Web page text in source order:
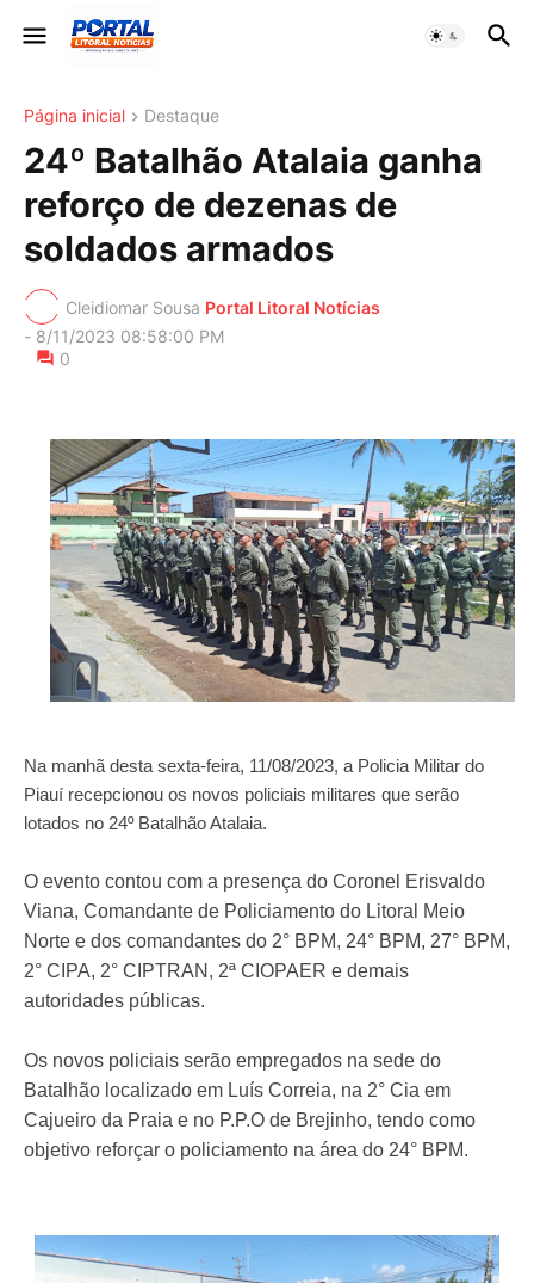
Página inicial Destaque
24º Batalhão Atalaia ganha
reforço de dezenas de
soldados armados
Cleidiomar Sousa Portal Litoral Notícias
- 8/11/2023 08:58:00 PM
0
Na manhã desta sexta-feira, 11/08/2023, a Policia Militar do
Piauí recepcionou os novos policiais militares que serão
lotados no 24º Batalhão Atalaia.
O evento contou com a presença do Coronel Erisvaldo
Viana, Comandante de Policiamento do Litoral Meio
Norte e dos comandantes do 2° BPM, 24° BPM, 27° BPM,
2° CIPA, 2° CIPTRAN, 2ª CIOPAER e demais
autoridades públicas.
Os novos policiais serão empregados na sede do
Batalhão localizado em Luís Correia, na 2° Cia em
Cajueiro da Praia e no P.P.O de Brejinho, tendo como
objetivo reforçar o policiamento na área do 24° BPM.